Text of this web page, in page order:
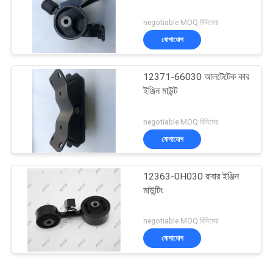
negotiable MOQ:বিনিমেয়
যোগাযোগ
12371-66030 আলটেটেক কার
ইঞ্জিন মাউন্ট
negotiable MOQ:বিনিমেয়
যোগাযোগ
12363-0H030 রাবার ইঞ্জিন
মাউন্টিং
negotiable MOQ:বিনিমেয়
যোগাযোগ